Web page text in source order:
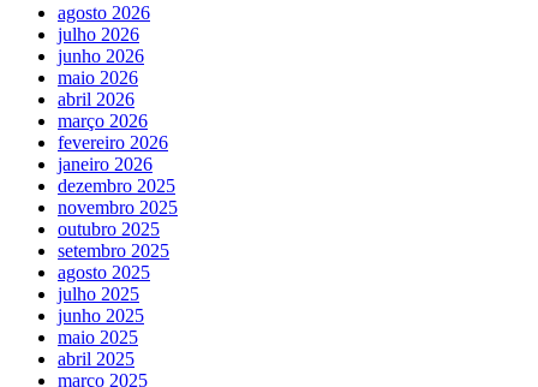
agosto 2026
julho 2026
junho 2026
maio 2026
abril 2026
março 2026
fevereiro 2026
janeiro 2026
dezembro 2025
novembro 2025
outubro 2025
setembro 2025
agosto 2025
julho 2025
junho 2025
maio 2025
abril 2025
março 2025